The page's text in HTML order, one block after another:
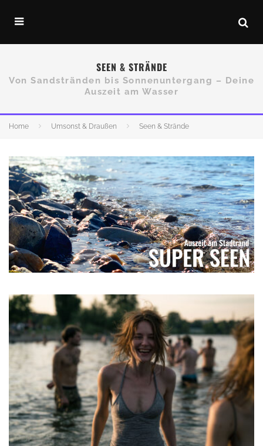
SEEN & STRÄNDE
Von Sandstränden bis Sonnenuntergang – Deine
Auszeit am Wasser
Home Umsonst & Draußen Seen & Strände